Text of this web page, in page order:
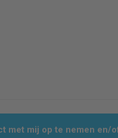
met mij op te nemen en/